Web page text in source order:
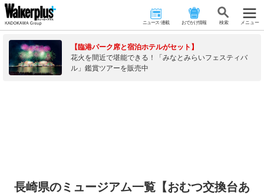
ニュース･連載 おでかけ情報 検 索 メニュー
【臨港パーク席と宿泊ホテルがセット】
花火を間近で堪能できる！「みなとみらいフェスティバ
ル」鑑賞ツアーを販売中
長崎県のミュージアム一覧【おむつ交換台あ